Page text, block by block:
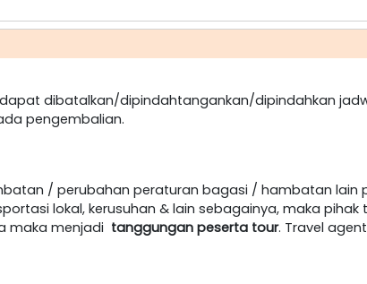
dibatalkan/dipindahtangankan/dipindahkan
pengembalian.
/ perubahan peraturan bagasi / hambatan lain
lokal, kerusuhan & lain sebagainya, maka
maka menjadi tanggungan peserta tour. Travel